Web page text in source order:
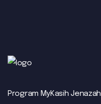
Program MyKasih Jenazah